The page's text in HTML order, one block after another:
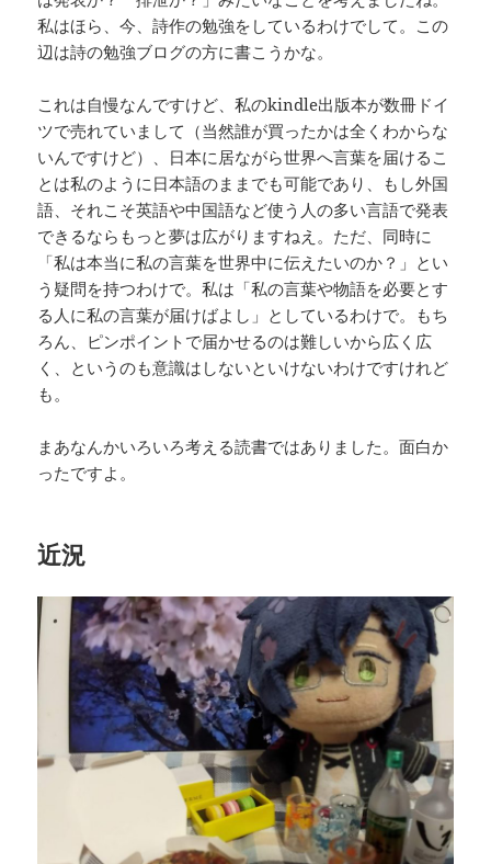
私はほら、今、詩作の勉強をしているわけでして。この
辺は詩の勉強ブログの方に書こうかな。
これは自慢なんですけど、私のkindle出版本が数冊ドイ
ツで売れていまして（当然誰が買ったかは全くわからな
いんですけど）、日本に居ながら世界へ言葉を届けるこ
とは私のように日本語のままでも可能であり、もし外国
語、それこそ英語や中国語など使う人の多い言語で発表
できるならもっと夢は広がりますねえ。ただ、同時に
「私は本当に私の言葉を世界中に伝えたいのか？」とい
う疑問を持つわけで。私は「私の言葉や物語を必要とす
る人に私の言葉が届けばよし」としているわけで。もち
ろん、ピンポイントで届かせるのは難しいから広く広
く、というのも意識はしないといけないわけですけれど
も。
まあなんかいろいろ考える読書ではありました。面白か
ったですよ。
近況